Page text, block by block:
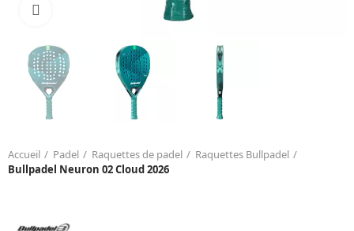
Accueil Padel Raquettes de padel
Raquettes Bullpadel
Bullpadel Neuron 02 Cloud 2026